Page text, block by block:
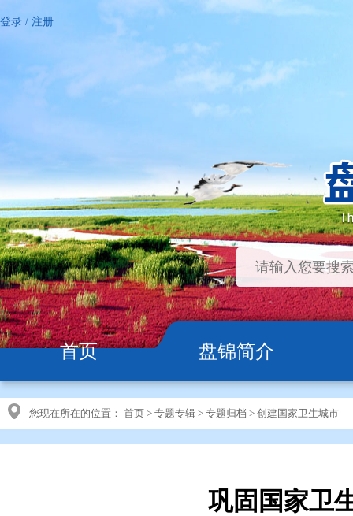
登录 / 注册
首页 盘锦简介
您现在所在的位置： 首页 > 专题专辑 > 专题归档 > 创建国家卫生城市
巩固国家卫